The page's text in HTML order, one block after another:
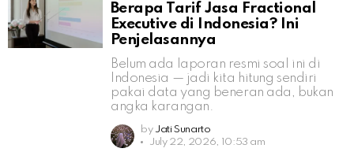
Berapa Tarif Jasa Fractional
Executive di Indonesia? Ini
Penjelasannya
Belum ada laporan resmi soal ini di
Indonesia — jadi kita hitung sendiri
pakai data yang beneran ada, bukan
angka karangan.
by Jati Sunarto
July 22, 2026, 10:53 am